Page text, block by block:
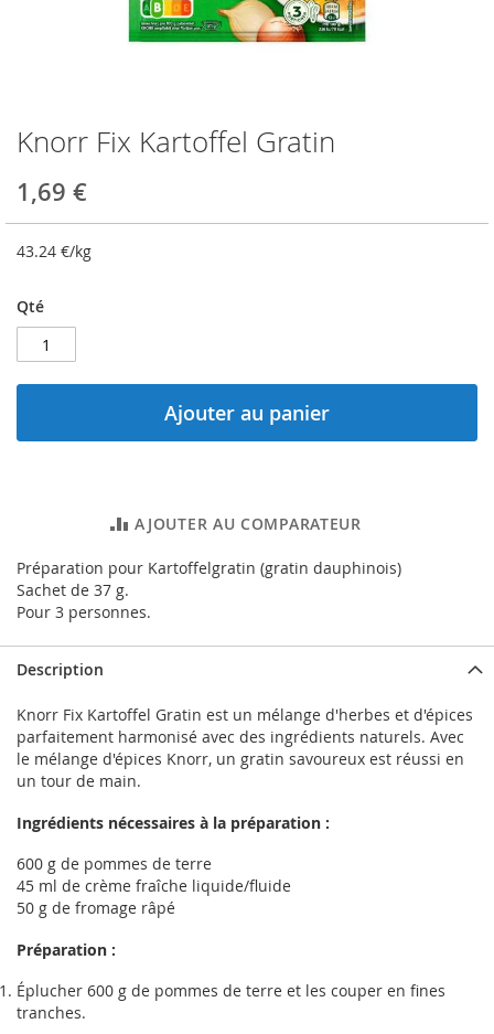
Skip
to
the
beginning
of
the
Knorr Fix Kartoffel Gratin
1,69 €
43.24 €/kg
Qté
Ajouter au panier
AJOUTER AU COMPARATEUR
Préparation pour Kartoffelgratin (gratin dauphinois)
Sachet de 37 g.
Pour 3 personnes.
Description
Knorr Fix Kartoffel Gratin est un mélange d'herbes et d'épices
parfaitement harmonisé avec des ingrédients naturels. Avec
le mélange d'épices Knorr, un gratin savoureux est réussi en
un tour de main.
Ingrédients nécessaires à la préparation :
600 g de pommes de terre
45 ml de crème fraîche liquide/fluide
50 g de fromage râpé
Préparation :
Éplucher 600 g de pommes de terre et les couper en fines
tranches.